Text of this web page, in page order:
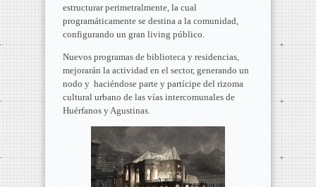
estructurar perimetralmente, la cual
programáticamente se destina a la comunidad,
configurando un gran living público.
Nuevos programas de biblioteca y residencias,
mejorarán la actividad en el sector, generando un
nodo y haciéndose parte y partícipe del rizoma
cultural urbano de las vías intercomunales de
Huérfanos y Agustinas.